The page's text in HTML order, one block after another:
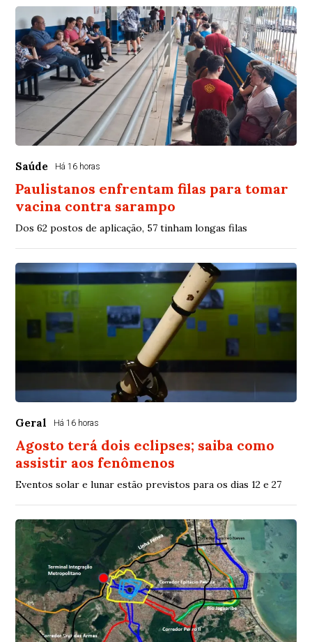
Saúde Há 16 horas
Paulistanos enfrentam filas para tomar
vacina contra sarampo
Dos 62 postos de aplicação, 57 tinham longas filas
Geral Há 16 horas
Agosto terá dois eclipses; saiba como
assistir aos fenômenos
Eventos solar e lunar estão previstos para os dias 12 e 27